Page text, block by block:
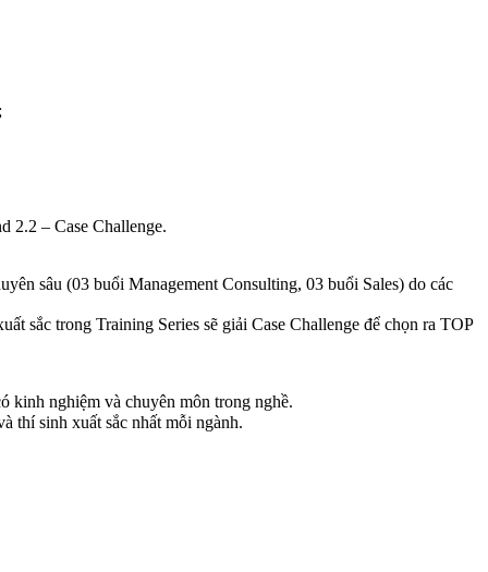
2.2 – Case Challenge.
sâu (03 buổi Management Consulting, 03 buổi Sales) do các
sắc trong Training Series sẽ giải Case Challenge để chọn ra TOP
kinh nghiệm và chuyên môn trong nghề.
thí sinh xuất sắc nhất mỗi ngành.